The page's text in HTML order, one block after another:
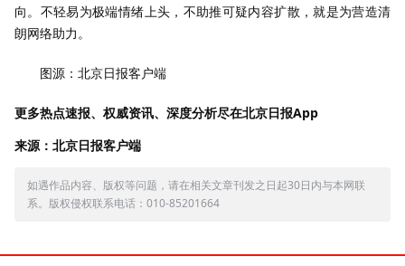
向。不轻易为极端情绪上头，不助推可疑内容扩散，就是为营造清
朗网络助力。
图源：北京日报客户端
更多热点速报、权威资讯、深度分析尽在北京日报App
来源：北京日报客户端
如遇作品内容、版权等问题，请在相关文章刊发之日起30日内与本网联
系。版权侵权联系电话：010-85201664